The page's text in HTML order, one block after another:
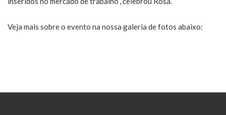
Veja mais sobre o evento na nossa galeria de fotos abaixo: